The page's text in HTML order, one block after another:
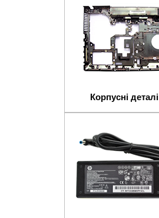
Корпусні деталі